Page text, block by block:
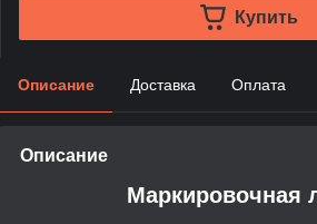
Купить
Описание Доставка Оплата
Описание
Маркировочная